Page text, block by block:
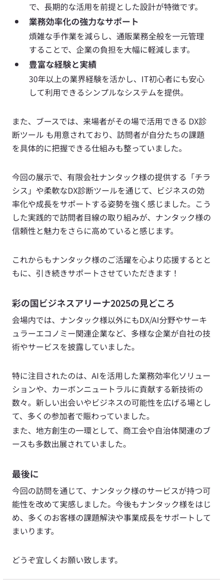
で、長期的な活用を前提とした設計が特徴です。
業務効率化の強力なサポート
煩雑な手作業を減らし、通販業務全般を一元管理
することで、企業の負担を大幅に軽減します。
豊富な経験と実績
30年以上の業界経験を活かし、IT初心者にも安心
して利用できるシンプルなシステムを提供。
また、ブースでは、来場者がその場で活用できる DX診
断ツール も用意されており、訪問者が自分たちの課題
を具体的に把握できる仕組みも整っていました。
今回の展示で、有限会社ナンタック様の提供する「チラ
シス」や柔軟なDX診断ツールを通じて、ビジネスの効
率化や成長をサポートする姿勢を強く感じました。こう
した実践的で訪問者目線の取り組みが、ナンタック様の
信頼性と魅力をさらに高めていると感じます。
これからもナンタック様のご活躍を心より応援するとと
もに、引き続きサポートさせていただきます！
彩の国ビジネスアリーナ2025の見どころ
会場内では、ナンタック様以外にもDX/AI分野やサーキ
ュラーエコノミー関連企業など、多様な企業が自社の技
術やサービスを披露していました。
特に注目されたのは、AIを活用した業務効率化ソリュー
ションや、カーボンニュートラルに貢献する新技術の
数々。新しい出会いやビジネスの可能性を広げる場とし
て、多くの参加者で賑わっていました。
また、地方創生の一環として、商工会や自治体関連のブ
ースも多数出展されていました。
最後に
今回の訪問を通じて、ナンタック様のサービスが持つ可
能性を改めて実感しました。今後もナンタック様をはじ
め、多くのお客様の課題解決や事業成長をサポートして
まいります。
どうぞ宜しくお願い致します。